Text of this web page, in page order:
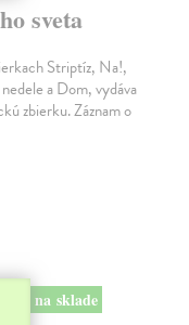
sveta
Striptíz, Na!,
a Dom, vydáva
zbierku. Záznam o
na sklade